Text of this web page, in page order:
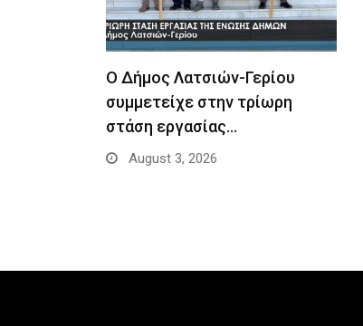
Ο Δήμος Λατσιών-Γερίου
συμμετείχε στην τρίωρη
στάση εργασίας…
August 3, 2026